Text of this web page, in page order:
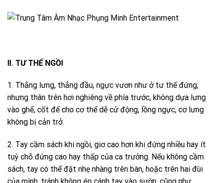
II. TƯ THẾ NGỒI
1. Thẳng lưng, thẳng đầu, ngực vươn như ở tư thế đứng,
nhưng thân trên hơi nghiêng về phía trước, không dựa lưng
vào ghế, cốt để cho cơ thể dễ cử động, lồng ngực, cơ lưng
không bị cản trở.
2. Tay cầm sách khi ngồi, giơ cao hơn khi đứng nhiều hay ít
tuỳ chỗ đứng cao hay thấp của ca trưởng. Nếu không cầm
sách, tay có thể đặt nhẹ nhàng trên bàn, hoặc trên hai đùi